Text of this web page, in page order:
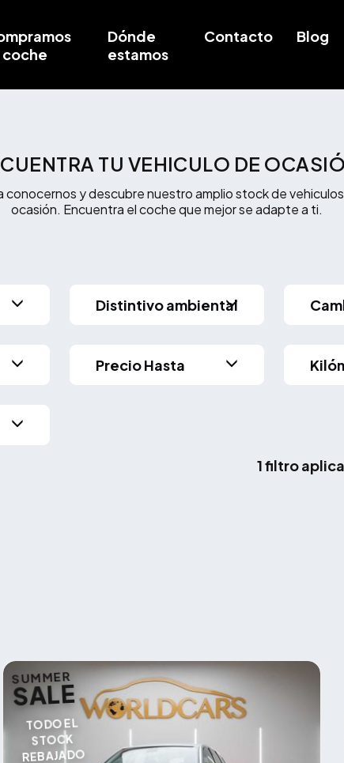
coche
Dónde
estamos
Contacto Blog
TU VEHICULO DE
conocernos y descubre nuestro amplio stock de
ocasión. Encuentra el coche que mejor se adapte a ti.
Distintivo ambiental
Precio Hasta
1 filtro
SUMMER
SALE
TODO EL
STOCK
REBAJADO